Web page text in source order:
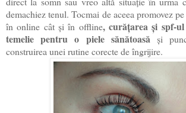
demachiez tenul. Tocmai de aceea promovez
în online cât și în offline, curățarea și spf-
temelie pentru o piele sănătoasă și
construirea unei rutine corecte de îngrijire.